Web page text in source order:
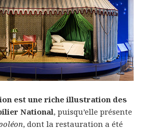
est une riche illustration des
National, puisqu’elle présente
, dont la restauration a été